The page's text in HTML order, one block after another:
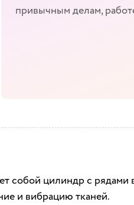
привычным делам,
собой цилиндр с
и вибрацию тканей.